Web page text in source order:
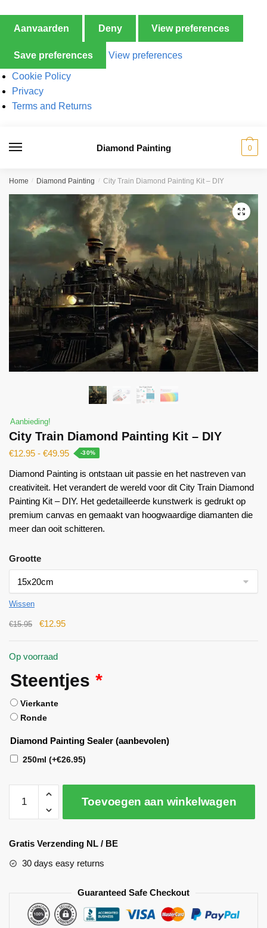
Aanvaarden Deny View preferences
Save preferences View preferences
Cookie Policy
Privacy
Terms and Returns
Diamond Painting 0
Home / Diamond Painting / City Train Diamond Painting Kit – DIY
🔍
Aanbieding!
City Train Diamond Painting Kit – DIY
€12.95 - €49.95 -30%
Diamond Painting is ontstaan ​​uit passie en het nastreven van
creativiteit. Het verandert de wereld voor dit City Train Diamond
Painting Kit – DIY. Het gedetailleerde kunstwerk is gedrukt op
premium canvas en gemaakt van hoogwaardige diamanten die
meer dan ooit schitteren.
Grootte
Wissen
€15.95 €12.95
Op voorraad
Steentjes *
Vierkante
Ronde
Diamond Painting Sealer (aanbevolen)
250ml (+€26.95)
Toevoegen aan winkelwagen
l
e
Gratis Verzending NL / BE
30 days easy returns
Guaranteed Safe Checkout